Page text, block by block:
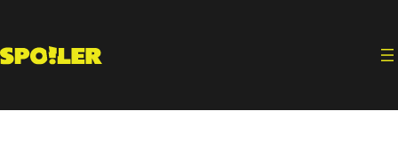
contenido